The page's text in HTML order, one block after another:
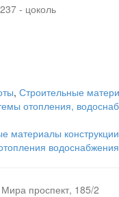
- цоколь
, Строительные
отопления,
материалы конструкции
Мира проспект, 185/2